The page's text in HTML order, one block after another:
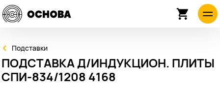
Подставки
ПОДСТАВКА Д/ИНДУКЦИОН. ПЛИТЫ
СПИ-834/1208 4168